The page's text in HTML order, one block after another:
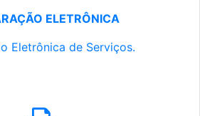
ELETRÔNICA
Eletrônica de Serviços.